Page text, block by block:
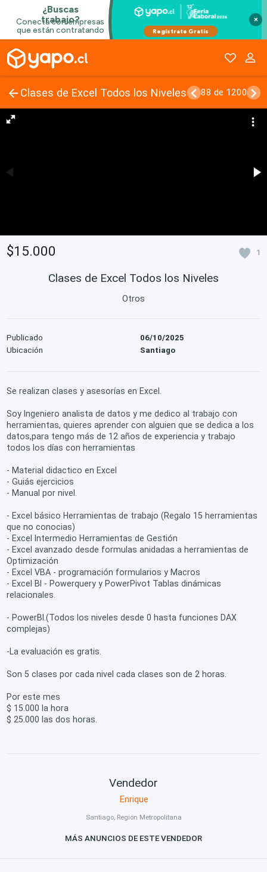
×
Clases de Excel Todos los Niveles 88 de 1200
$15.000 1
Clases de Excel Todos los Niveles
Otros
Publicado
06/10/2025
Ubicación
Santiago
Se realizan clases y asesorías en Excel.
Soy Ingeniero analista de datos y me dedico al trabajo con
herramientas, quieres aprender con alguien que se dedica a los
datos,para tengo más de 12 años de experiencia y trabajo
todos los días con herramientas
- Material didactico en Excel
- Guiás ejercicios
- Manual por nivel.
- Excel básico Herramientas de trabajo (Regalo 15 herramientas
que no conocias)
- Excel Intermedio Herramientas de Gestión
- Excel avanzado desde formulas anidadas a herramientas de
Optimización
- Excel VBA - programación formularios y Macros
- Excel BI - Powerquery y PowerPivot Tablas dinámicas
relacionales.
- PowerBI.(Todos los niveles desde 0 hasta funciones DAX
complejas)
-La evaluación es gratis.
Son 5 clases por cada nivel cada clases son de 2 horas.
Por este mes
$ 15.000 la hora
$ 25.000 las dos horas.
Vendedor
Enrique
Santiago, Región Metropolitana
MÁS ANUNCIOS DE ESTE VENDEDOR